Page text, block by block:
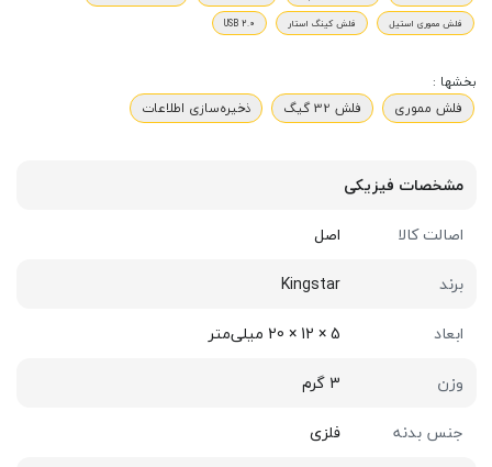
فلش مموری استیل
فلش کینگ استار USB 2.0
بخشها :
فلش مموری
فلش 32 گیگ ذخیره‌سازی اطلاعات
مشخصات فیزیکی
اصالت کالا
اصل
برند
Kingstar
ابعاد
5 × 12 × 20 میلی‌متر
وزن
3 گرم
جنس بدنه
فلزی